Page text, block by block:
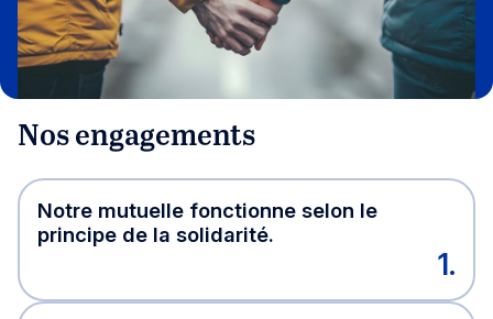
Nos engagements
Notre mutuelle fonctionne selon le
principe de la solidarité.
1.